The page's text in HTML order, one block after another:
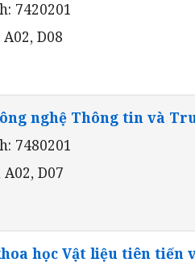
7420201
D08
nghệ Thông tin và
7480201
D07
học Vật liệu tiên tiến